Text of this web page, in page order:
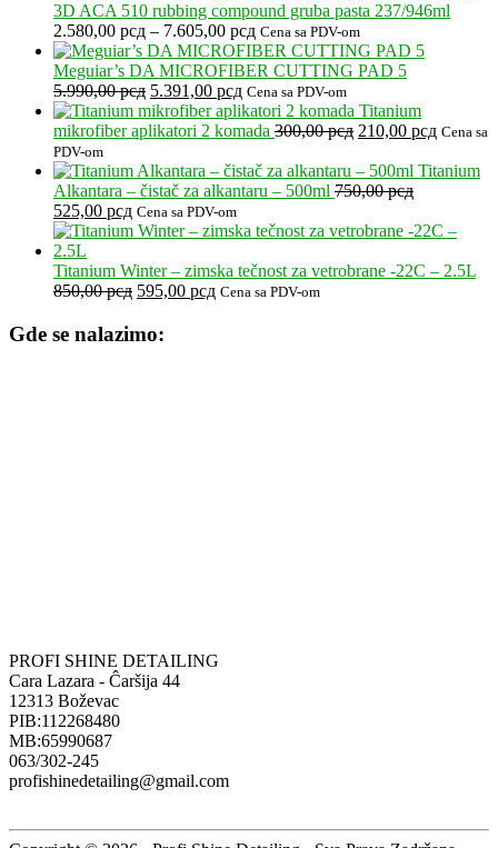
3D ACA 510 rubbing compound gruba pasta 237/946ml
2.580,00 рсд – 7.605,00 рсдRaspon
cena:
od
2.580,00 рсд
do
7.605,00 рсд
Cena sa PDV-om
Meguiar’s DA MICROFIBER CUTTING PAD 5
5.990,00рсд Originalna
cena
je
5.990,00 рсд.
5.391,00 рсдTrenutna
cena
je:
Cena sa PDV-om
Titanium
mikrofiber aplikatori 2 komada 300,00рсд Originalna
je
bila:
210,00 рсдTrenutna
je:
Cena sa
PDV-om
Titanium
Alkantara – čistač za alkantaru – 500ml 750,00рсд
Originalna
cena
je
bila:
750,00 рсд.
525,00 рсдTrenutna
cena
525,00 рсд.
Cena sa PDV-om
Titanium Winter – zimska tečnost za vetrobrane -22C – 2.5L
850,00рсд Originalna
je
595,00 рсдTrenutna
Cena sa PDV-om
Gde se nalazimo:
PROFI SHINE DETAILING
Cara Lazara - Ĉaršija 44
12313 Boževac
PIB:112268480
MB:65990687
063/302-245
profishinedetailing@gmail.com